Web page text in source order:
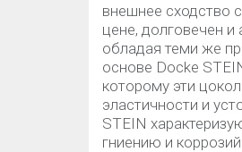
внешнее сходство
цене, долговечен
обладая теми же
основе Docke
которому эти
эластичности и
STEIN
гниению и